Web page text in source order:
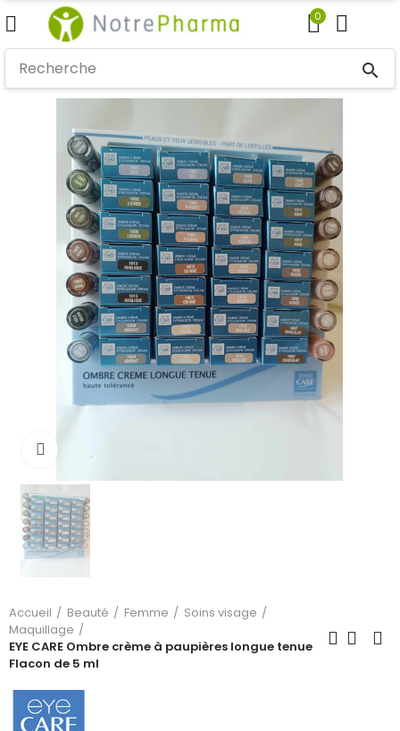
0
search
Accueil Beauté Femme
Soins visage
Maquillage
EYE CARE Ombre crème à paupières longue tenue
Flacon de 5 ml